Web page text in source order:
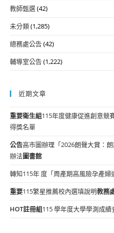
教師甄選(42)
未分類(1,285)
總務處公告(42)
輔導室公告(1,222)
近期文章
重要衛生組115年度健康促進創意競
得獎名單
公告高市圖辦理「2026朗聲大賞：
辦法圖書館
轉知115年 度「周產期高風險孕產婦
重要115繁星推薦校內選填說明教務
HOT註冊組115 學年度大學學測成績